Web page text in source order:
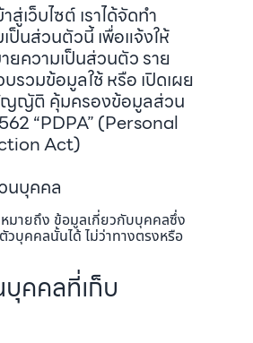
เว็บไซต์ เราได้จัดทำ
ป็นส่วนตัวนี้ เพื่อแจ้งให้
ยความเป็นส่วนตัว ราย
รวมข้อมูลใช้ หรือ เปิดเผย
ญญัติ คุ้มครองข้อมูลส่วน
“PDPA” (Personal
Act)
นบุคคล
มายถึง ข้อมูลเกี่ยวกับบุคคลซึ่ง
วบุคคลนั้นได้ ไม่ว่าทางตรงหรือ
คคลที่เก็บ